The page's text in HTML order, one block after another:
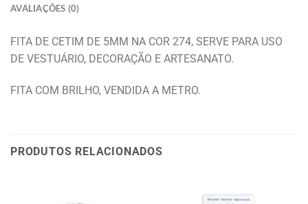
AVALIAÇÕES (0)
FITA DE CETIM DE 5MM NA COR 274, SERVE PARA USO
DE VESTUÁRIO, DECORAÇÃO E ARTESANATO.
FITA COM BRILHO, VENDIDA A METRO.
PRODUTOS RELACIONADOS